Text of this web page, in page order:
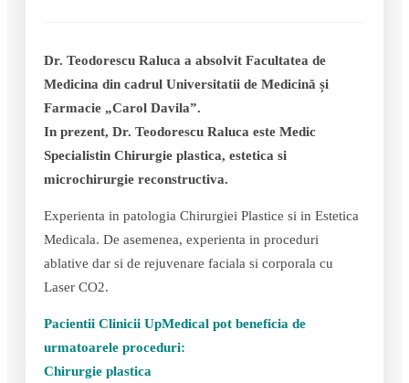
Dr. Teodorescu Raluca a absolvit Facultatea de
Medicina din cadrul Universitatii de Medicină și
Farmacie „Carol Davila”.
In prezent, Dr. Teodorescu Raluca este Medic
Specialistin Chirurgie plastica, estetica si
microchirurgie reconstructiva.
Experienta in patologia Chirurgiei Plastice si in Estetica
Medicala. De asemenea, experienta in proceduri
ablative dar si de rejuvenare faciala si corporala cu
Laser CO2.
Pacientii Clinicii UpMedical pot beneficia de
urmatoarele proceduri:
Chirurgie plastica